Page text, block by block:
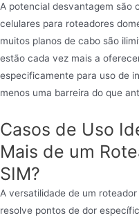
A potencial desvantagem são
celulares para roteadores
muitos planos de cabo são
estão cada vez mais a
especificamente para uso de
menos uma barreira do que
Casos de Uso
Mais de um
SIM?
A versatilidade de um
resolve pontos de dor